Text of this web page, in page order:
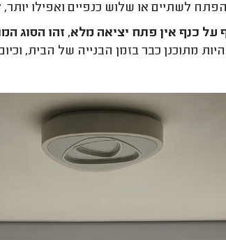
לשתיים או שלוש כנפיים ואפילו
כנף אין פתח יציאה מלא, זהו הסוג
מתוכנן כבר בזמן הבנייה של הבית,